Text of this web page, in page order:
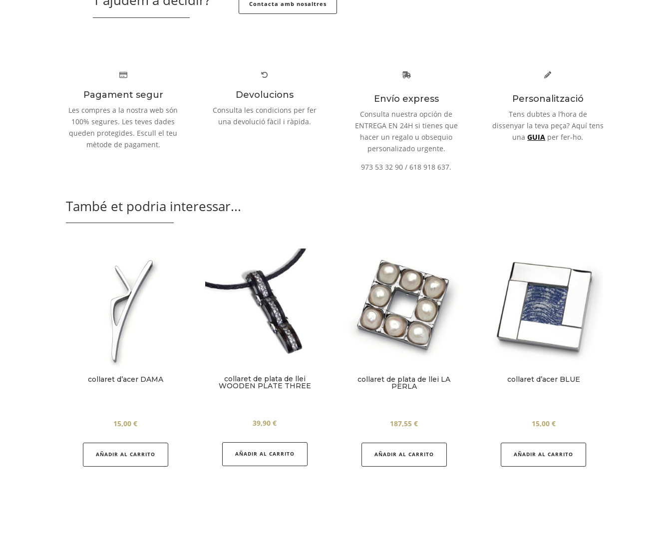
Contacta amb nosaltres
Pagament segur
Les compres a la nostra web són
100% segures. Les teves dades
queden protegides. Escull el teu
mètode de pagament.
Devolucions
Consulta les condicions per fer
una devolució fàcil i ràpida.
Envío express
Consulta nuestra opción de
ENTREGA EN 24H si tienes que
hacer un regalo u obsequio
personalizado urgente.
973 53 32 90 / 618 918 637.
Personalització
Tens dubtes a l’hora de
dissenyar la teva peça? Aquí tens
unaGUIA per fer-ho.
També et podria interessar...
collaret d’acer DAMA
15,00€
AÑADIR AL CARRITO
collaret de plata de llei
WOODEN PLATE THREE
39,90€
AÑADIR AL CARRITO
collaret de plata de llei LA
PERLA
187,55€
AÑADIR AL CARRITO
collaret d’acer BLUE
15,00 €
AÑADIR AL CARRITO